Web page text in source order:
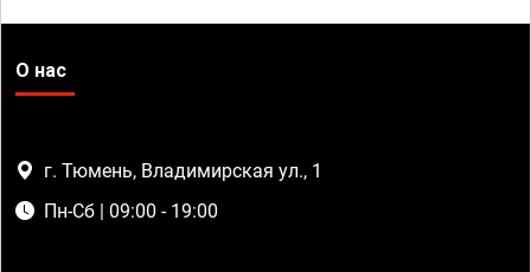
О нас
г. Тюмень, Владимирская ул., 1
Пн-Сб | 09:00 - 19:00